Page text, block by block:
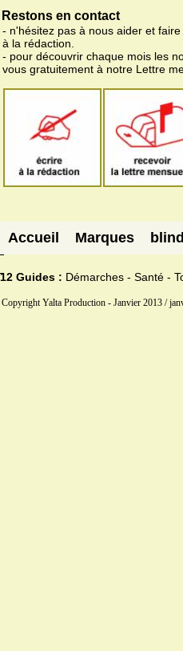
Restons en contact
- n'hésitez pas à nous aider et
à la rédaction.
- pour découvrir chaque mois les
vous gratuitement à notre Lettre
Accueil Marques
12 Guides : Démarches - Santé -
Copyright Yalta Production - Janvier 2013 /